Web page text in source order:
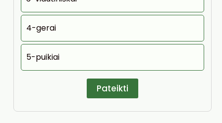
4-gerai
5-puikiai